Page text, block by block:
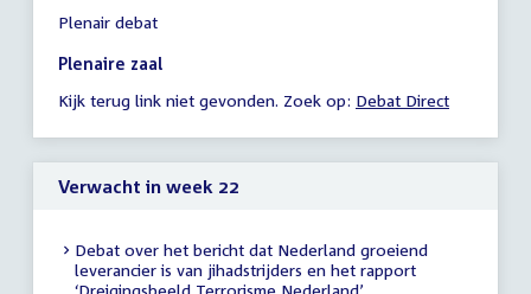
vergadering
20:15
23:59
Plenair debat
Plenaire zaal
Kijk terug link niet gevonden. Zoek op: Debat Direct
Verwacht in week 22
Debat over het bericht dat Nederland groeiend
leverancier is van jihadstrijders en het rapport
‘Dreigingsbeeld Terrorisme Nederland’